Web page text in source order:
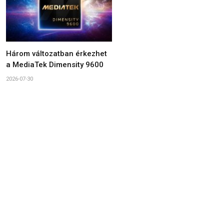
Három változatban érkezhet
a MediaTek Dimensity 9600
2026-07-30